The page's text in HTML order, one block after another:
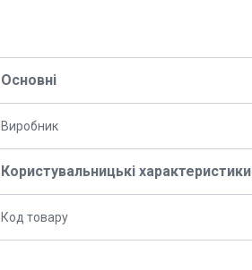
Основні
Виробник
Користувальницькі характеристики
Код товару